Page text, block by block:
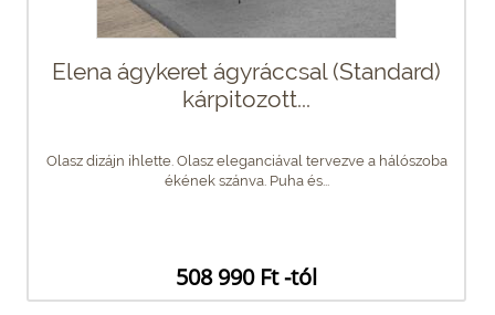
Elena ágykeret ágyráccsal (Standard)
kárpitozott...
Olasz dizájn ihlette. Olasz eleganciával tervezve a hálószoba
ékének szánva. Puha és...
508 990 Ft -tól